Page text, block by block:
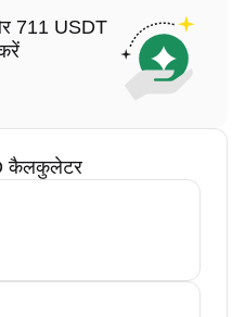
711 USDT
कैलकुलेटर